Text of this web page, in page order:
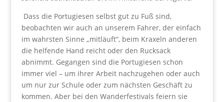
Dass die Portugiesen selbst gut zu Fuß sind,
beobachten wir auch an unserem Fahrer, der einfach
im wahrsten Sinne „mitläuft“, beim Kraxeln anderen
die helfende Hand reicht oder den Rucksack
abnimmt. Gegangen sind die Portugiesen schon
immer viel – um ihrer Arbeit nachzugehen oder auch
um nur zur Schule oder zum nächsten Geschäft zu
kommen. Aber bei den Wanderfestivals feiern sie